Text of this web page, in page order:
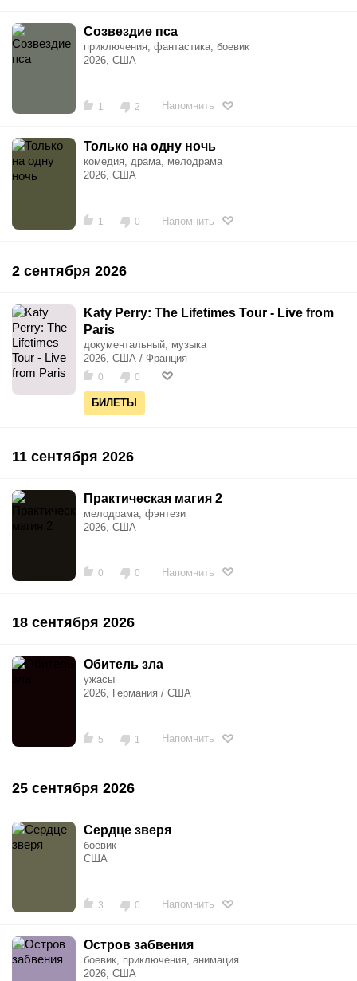
Созвездие пса
приключения, фантастика, боевик
2026, США
1 2 Напомнить
Только на одну ночь
комедия, драма, мелодрама
2026, США
1 0 Напомнить
2 сентября 2026
Katy Perry: The Lifetimes Tour - Live from
Paris
документальный, музыка
2026, США / Франция
0 0
БИЛЕТЫ
11 сентября 2026
Практическая магия 2
мелодрама, фэнтези
2026, США
0 0 Напомнить
18 сентября 2026
Обитель зла
ужасы
2026, Германия / США
5 1 Напомнить
25 сентября 2026
Сердце зверя
боевик
США
3 0 Напомнить
Остров забвения
боевик, приключения, анимация
2026, США